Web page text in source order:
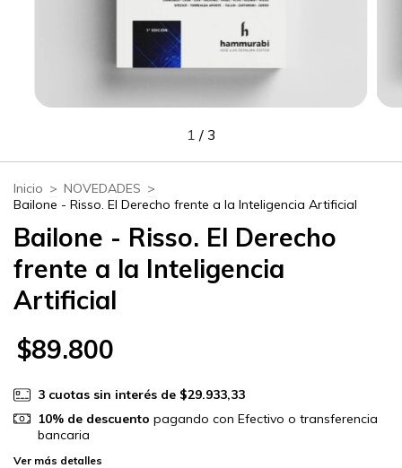
1 / 3
Inicio > NOVEDADES >
Bailone - Risso. El Derecho frente a la Inteligencia Artificial
Bailone - Risso. El Derecho
frente a la Inteligencia
Artificial
$89.800
3 cuotas sin interés de $29.933,33
10% de descuento pagando con Efectivo o transferencia
bancaria
Ver más detalles